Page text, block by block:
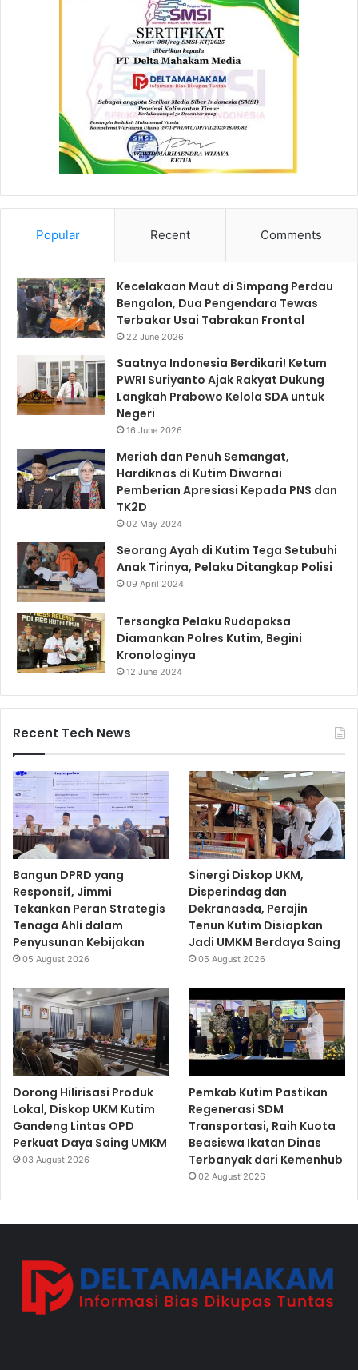
Popular Recent Comments
Kecelakaan Maut di Simpang Perdau
Bengalon, Dua Pengendara Tewas
Terbakar Usai Tabrakan Frontal
22 June 2026
Saatnya Indonesia Berdikari! Ketum
PWRI Suriyanto Ajak Rakyat Dukung
Langkah Prabowo Kelola SDA untuk
Negeri
16 June 2026
Meriah dan Penuh Semangat,
Hardiknas di Kutim Diwarnai
Pemberian Apresiasi Kepada PNS dan
TK2D
02 May 2024
Seorang Ayah di Kutim Tega Setubuhi
Anak Tirinya, Pelaku Ditangkap Polisi
09 April 2024
Tersangka Pelaku Rudapaksa
Diamankan Polres Kutim, Begini
Kronologinya
12 June 2024
Recent Tech News
Bangun DPRD yang
Responsif, Jimmi
Tekankan Peran Strategis
Tenaga Ahli dalam
Penyusunan Kebijakan
05 August 2026
Sinergi Diskop UKM,
Disperindag dan
Dekranasda, Perajin
Tenun Kutim Disiapkan
Jadi UMKM Berdaya Saing
05 August 2026
Dorong Hilirisasi Produk
Lokal, Diskop UKM Kutim
Gandeng Lintas OPD
Perkuat Daya Saing UMKM
03 August 2026
Pemkab Kutim Pastikan
Regenerasi SDM
Transportasi, Raih Kuota
Beasiswa Ikatan Dinas
Terbanyak dari Kemenhub
02 August 2026